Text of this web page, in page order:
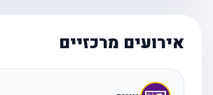
אירועים מרכזיים